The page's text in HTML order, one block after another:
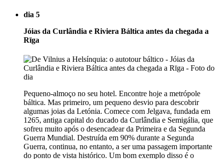
dia 5
Jóias da Curlândia e Riviera Báltica antes da chegada a
Rīga
Pequeno-almoço no seu hotel. Encontre hoje a metrópole
báltica. Mas primeiro, um pequeno desvio para descobrir
algumas joias da Letónia. Comece com Jelgava, fundada em
1265, antiga capital do ducado da Curlândia e Semigália, que
sofreu muito após o desencadear da Primeira e da Segunda
Guerra Mundial. Destruída em 90% durante a Segunda
Guerra, continua, no entanto, a ser uma passagem importante
do ponto de vista histórico. Um bom exemplo disso é o